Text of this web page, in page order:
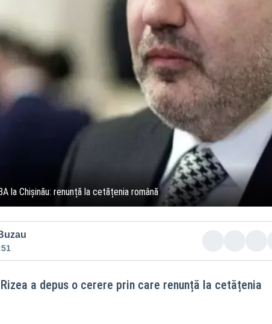
la Chișinău: renunță la cetățenia română
a depus o cerere prin care renunță la cetățenia